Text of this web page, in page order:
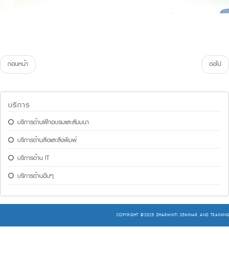
ก่อนหน้า ต่อไป
บริการ
บริการด้านฝึกอบรมและสัมมนา
บริการด้านสื่อและสิ่งพิมพ์
บริการด้าน IT
บริการด้านอื่นๆ
COPYRIGHT ©2025 DHARMNITI SEMINAR AND